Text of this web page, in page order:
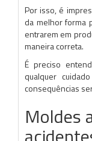
Por isso, é
da melhor forma
entrarem em
maneira correta.
É preciso
qualquer
consequências
Moldes